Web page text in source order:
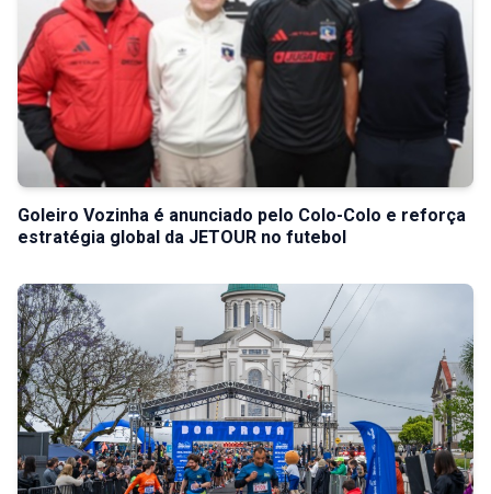
Goleiro Vozinha é anunciado pelo Colo-Colo e reforça
estratégia global da JETOUR no futebol